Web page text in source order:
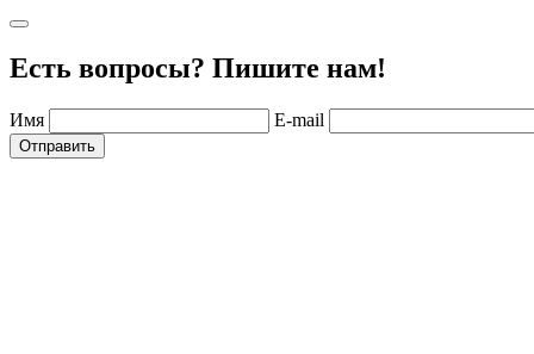
Есть вопросы? Пишите нам!
Имя E-mail